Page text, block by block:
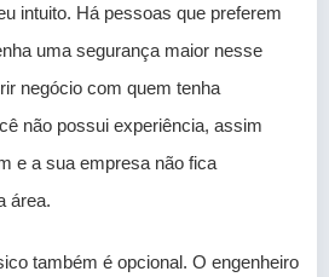
intuito. Há pessoas que preferem
uma segurança maior nesse
negócio com quem tenha
não possui experiência, assim
e a sua empresa não fica
área.
também é opcional. O engenheiro